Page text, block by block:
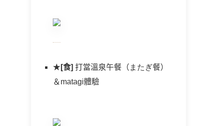
★ [食] 打當溫泉午餐（ またぎ餐）
＆matagi體驗